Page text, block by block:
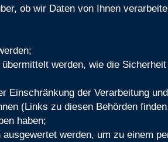
ob wir Daten von Ihnen
werden, wie die
Einschränkung der Verarbeitung
(Links zu diesen Behörden
haben;
werden, um zu einem